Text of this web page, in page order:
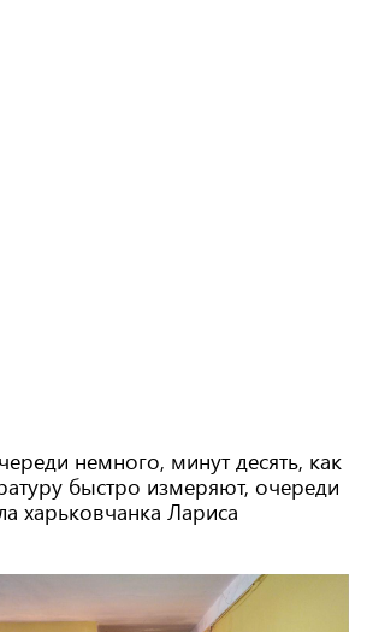
немного, минут десять, как
быстро измеряют, очереди
харьковчанка Лариса